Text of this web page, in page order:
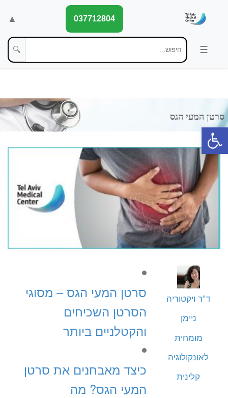
פתח סרגל נגישות
▲ 037712804
🔍
ד”ר ויקטוריה
ניימן
מומחית
לאונקולוגיה
קלינית
סרטן המעי הגס – מסוגי
הסרטן השכיחים
והקטלניים ביותר
כיצד מאבחנים את סרטן
המעי הגס? מה